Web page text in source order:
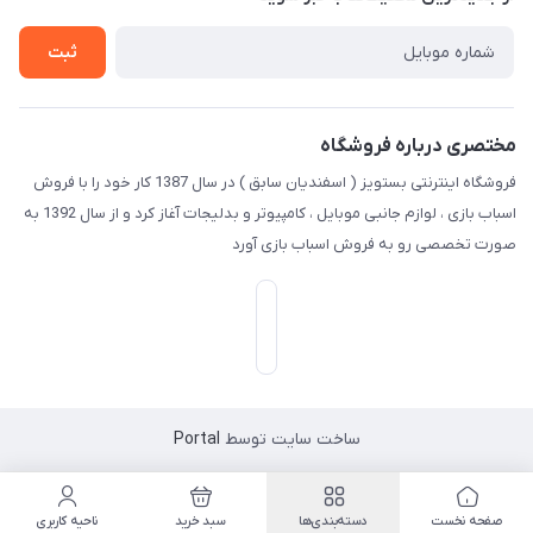
ثبت
مختصری درباره فروشگاه
فروشگاه اینترنتی بستویز ( اسفندیان سابق ) در سال 1387 کار خود را با فروش
اسباب بازی ، لوازم جانبی موبایل ، کامپیوتر و بدلیجات آغاز کرد و از سال 1392 به
صورت تخصصی رو به فروش اسباب بازی آورد
ساخت سایت توسط Portal
صفحه نخست دسته‌بندی‌ها سبد خرید ناحیه کاربری